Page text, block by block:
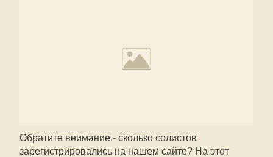
Обратите внимание - сколько солистов
зарегистрировались на нашем сайте? На этот